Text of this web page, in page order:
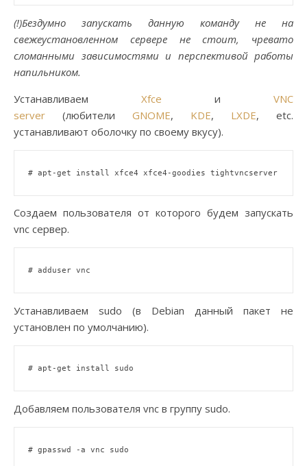
(!)Бездумно запускать данную команду не на
свежеустановленном сервере не стоит, чревато
сломанными зависимостями и перспективой работы
напильником.
Устанавливаем Xfce и VNC
server (любители GNOME, KDE, LXDE, etc.
устанавливают оболочку по своему вкусу).
# apt-get install xfce4 xfce4-goodies tightvncserver
Создаем пользователя от которого будем запускать
vnc сервер.
# adduser vnc
Устанавливаем sudo (в Debian данный пакет не
установлен по умолчанию).
# apt-get install sudo
Добавляем пользователя vnc в группу sudo.
# gpasswd -a vnc sudo